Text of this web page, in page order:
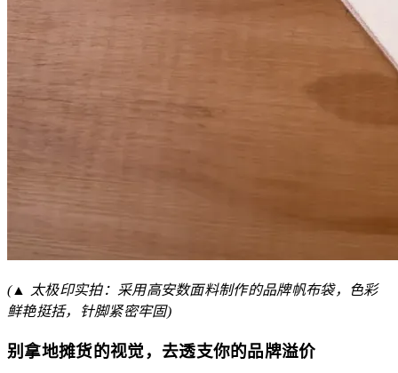
(▲ 太极印实拍：采用高安数面料制作的品牌帆布袋，色彩
鲜艳挺括，针脚紧密牢固)
别拿地摊货的视觉，去透支你的品牌溢价